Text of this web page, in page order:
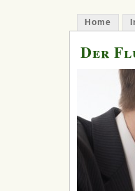
Home
Der